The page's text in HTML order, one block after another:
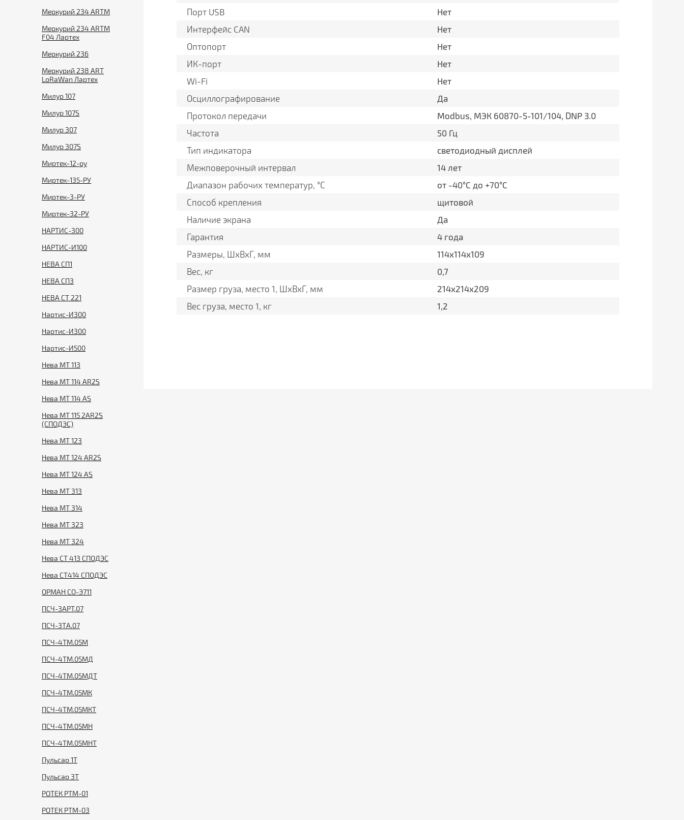
Меркурий 234 ARTM
Меркурий 234 ARTM
F04 Лартех
Меркурий 236
Меркурий 238 ART
LoRaWan Лартех
Милур 107
Милур 107S
Милур 307
Милур 307S
Миртек-12-ру
Миртек-135-РУ
Миртек-3-РУ
Миртек-32-РУ
НАРТИС-300
НАРТИС-И100
НЕВА СП1
НЕВА СП3
НЕВА СТ 221
Нартис-И300
Нартис-И300
Нартис-И500
Нева МТ 113
Нева МТ 114 AR2S
Нева МТ 114 AS
Нева МТ 115 2AR2S
(СПОДЭС)
Нева МТ 123
Нева МТ 124 AR2S
Нева МТ 124 AS
Нева МТ 313
Нева МТ 314
Нева МТ 323
Нева МТ 324
Нева СТ 413 СПОДЭС
Нева СТ414 СПОДЭС
ОРМАН СО-Э711
ПСЧ-3АРТ.07
ПСЧ-3ТА.07
ПСЧ-4ТМ.05М
ПСЧ-4ТМ.05МД
ПСЧ-4ТМ.05МДТ
ПСЧ-4ТМ.05МК
ПСЧ-4ТМ.05МКТ
ПСЧ-4ТМ.05МН
ПСЧ-4ТМ.05МНТ
Пульсар 1T
Пульсар 3T
РОТЕК РТМ-01
РОТЕК РТМ-03
Порт USB
Нет
Интерфейс CAN
Нет
Оптопорт
Нет
ИК-порт
Нет
Wi-Fi
Нет
Осциллографирование
Да
Протокол передачи
Modbus, МЭК 60870-5-101/104, DNP 3.0
Частота
50 Гц
Тип индикатора
светодиодный дисплей
Межповерочный интервал
14 лет
Диапазон рабочих температур, °С
от -40°C до +70°C
Способ крепления
щитовой
Наличие экрана
Да
Гарантия
4 года
Размеры, ШxВxГ, мм
114х114х109
Вес, кг
0,7
Размер груза, место 1, ШxВxГ, мм
214х214х209
Вес груза, место 1, кг
1,2